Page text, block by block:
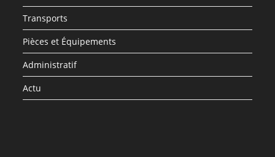
Transports
Pièces et Équipements
Administratif
Actu